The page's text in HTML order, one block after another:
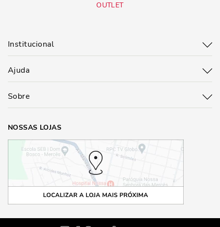
OUTLET
Institucional
Ajuda
Sobre
NOSSAS LOJAS